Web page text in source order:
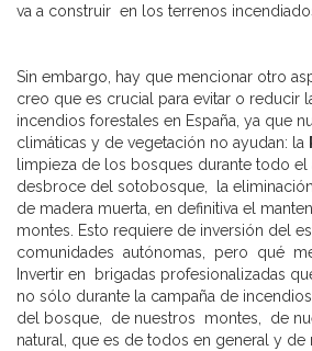
va a construir en los terrenos
Sin embargo, hay que mencionar otro
creo que es crucial para evitar o reducir
incendios forestales en España, ya que
climáticas y de vegetación no ayudan: la
limpieza de los bosques durante todo el
desbroce del sotobosque, la
de madera muerta, en definitiva el
montes. Esto requiere de inversión del
comunidades autónomas, pero qué
Invertir en brigadas profesionalizadas
no sólo durante la campaña de
del bosque, de nuestros montes, de
natural, que es de todos en general y de